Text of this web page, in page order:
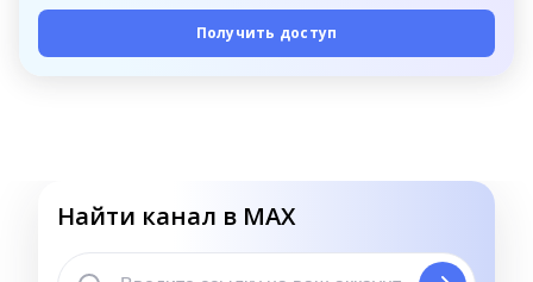
Получить доступ
Найти канал в MAX